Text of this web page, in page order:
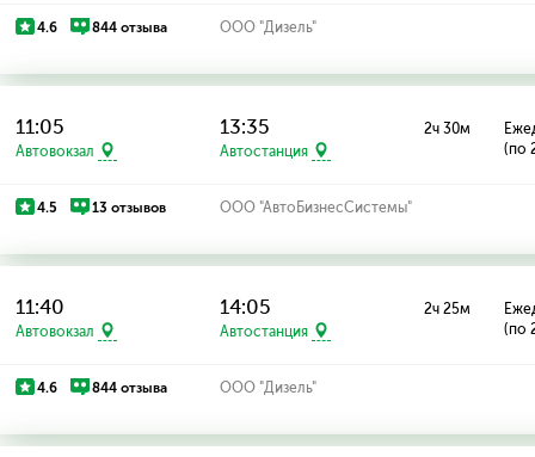
4.6 844 отзыва ООО "Дизель"
11:05
Автовокзал
13:35
Автостанция
2ч 30м
(по
4.5 13 отзывов ООО "АвтоБизнесСистемы"
11:40
Автовокзал
14:05
Автостанция
2ч 25м
(по
4.6 844 отзыва ООО "Дизель"